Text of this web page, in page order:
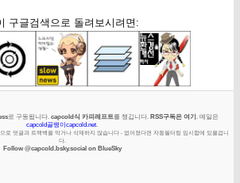
구글검색으로 돌려보시려면:
로 구동됩니다. capcold식 카피레프트를 챙깁니다. RSS구독은 여기 . 메일은
capcold골뱅이capcold.net
로 덧글과 트랙백을 막거나 삭제하지 않습니다 - 없어졌다면 자동필터링 임시함에 있을겁니
다.
Follow @capcold.bsky.social on BlueSky